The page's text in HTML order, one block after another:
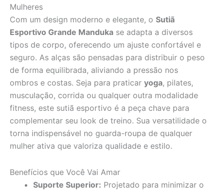
Mulheres
Com um design moderno e elegante, o Sutiã
Esportivo Grande Manduka se adapta a diversos
tipos de corpo, oferecendo um ajuste confortável e
seguro. As alças são pensadas para distribuir o peso
de forma equilibrada, aliviando a pressão nos
ombros e costas. Seja para praticar yoga, pilates,
musculação, corrida ou qualquer outra modalidade
fitness, este sutiã esportivo é a peça chave para
complementar seu look de treino. Sua versatilidade o
torna indispensável no guarda-roupa de qualquer
mulher ativa que valoriza qualidade e estilo.
Benefícios que Você Vai Amar
Suporte Superior: Projetado para minimizar o